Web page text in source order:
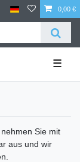
0,00 €
☰
Sie mit
aus und wir